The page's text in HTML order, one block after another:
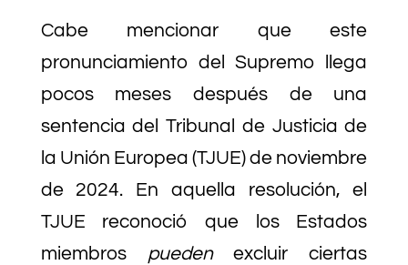
Cabe mencionar que este
pronunciamiento del Supremo llega
pocos meses después de una
sentencia del Tribunal de Justicia de
la Unión Europea (TJUE) de noviembre
de 2024. En aquella resolución, el
TJUE reconoció que los Estados
miembros puedenexcluir ciertas